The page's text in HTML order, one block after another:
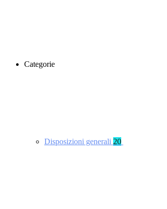
Categorie
Disposizioni generali 20